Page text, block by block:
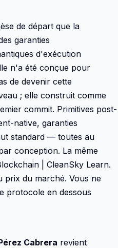
de départ que la
garanties
d'exécution
n'a été conçue pour
de devenir cette
; elle construit comme
commit. Primitives post-
native, garanties
standard — toutes au
conception. La même
| CleanSky Learn.
prix du marché. Vous ne
protocole en dessous
Cabrera revient